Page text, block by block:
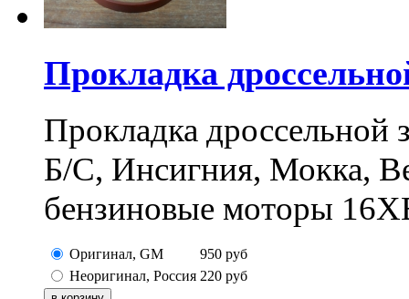
Прокладка
Прокладка дроссельной
Б/С, Инсигния, Мокка,
бензиновые моторы
Оригинал, GM 950 руб
Неоригинал, Россия 220 руб